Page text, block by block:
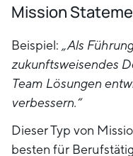
Mission
Beispiel: „Als
zukunftsweisendes
Team Lösungen
verbessern.“
Dieser Typ von
besten für